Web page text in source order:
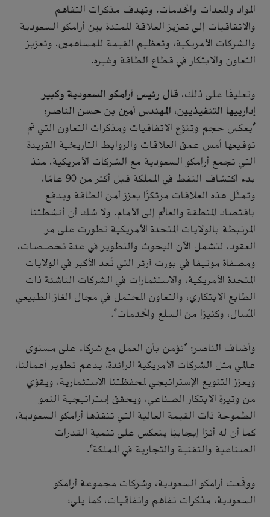
المواد والمعدات والخدمات. وتهدف مذكرات التفاهم
والاتفاقيات إلى تعزيز العلاقة الممتدة بين أرامكو السعودية
والشركات الأمريكية، وتعظيم القيمة للمساهمين، وتعزيز
التعاون والابتكار في قطاع الطاقة وغيره.
وتعليقًا على ذلك، قال رئيس أرامكو السعودية وكبير
إدارييها التنفيذيين، المهندس أمين بن حسن الناصر:
"يعكس حجم وتنوّع الاتفاقيات ومذكرات التعاون التي تم
توقيعها أمس عمق العلاقات والروابط التاريخية الفريدة
التي تجمع أرامكو السعودية مع الشركات الأمريكية، منذ
بدء اكتشاف النفط في المملكة قبل أكثر من 90 عامًا،
وتمثّل هذه العلاقات مرتكزًا يعزز أمن الطاقة ويدفع
باقتصاد المنطقة والعالم إلى الأمام. ولا شك أن أنشطتنا
المرتبطة بالولايات المتحدة الأمريكية تطورت على مر
العقود، لتشمل الآن البحوث والتطوير في عدة تخصصات،
ومصفاة موتيفا في بورت آرثر التي تُعد الأكبر في الولايات
المتحدة الأمريكية، والاستثمارات في الشركات الناشئة ذات
الطابع الابتكاري، والتعاون المحتمل في مجال الغاز الطبيعي
المُسال، وكثيرًا من السلع والخدمات".
وأضاف الناصر: "نؤمن بأن العمل مع شركاء على مستوى
عالمي مثل الشركات الأمريكية الرائدة، يدعم تطوير أعمالنا،
ويعزز التنويع الإستراتيجي لمحفظتنا الاستثمارية، ويقوّي
من وتيرة الابتكار الصناعي، ويحقق إستراتيجية النمو
الطموحة ذات القيمة العالية التي تنفذها أرامكو السعودية،
كما أن له أثرًا إيجابيًا ينعكس على تنمية القدرات
الصناعية والتقنية والتجارية في المملكة".
ووقّعت أرامكو السعودية، وشركات مجموعة أرامكو
السعودية، مذكرات تفاهم واتفاقيات، كما يلي: